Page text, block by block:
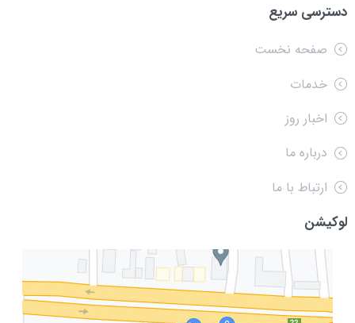
دسترسی سریع
صفحه نخست
خدمات
اخبار روز
درباره ما
ارتباط با ما
لوکیشن